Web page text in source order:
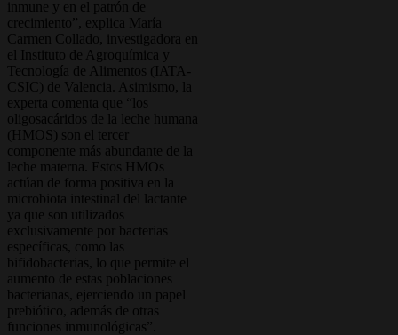
inmune y en el patrón de
crecimiento”, explica María
Carmen Collado, investigadora en
el Instituto de Agroquímica y
Tecnología de Alimentos (IATA-
CSIC) de Valencia. Asimismo, la
experta comenta que “los
oligosacáridos de la leche humana
(HMOS) son el tercer
componente más abundante de la
leche materna. Estos HMOs
actúan de forma positiva en la
microbiota intestinal del lactante
ya que son utilizados
exclusivamente por bacterias
específicas, como las
bifidobacterias, lo que permite el
aumento de estas poblaciones
bacterianas, ejerciendo un papel
prebiótico, además de otras
funciones inmunológicas”.